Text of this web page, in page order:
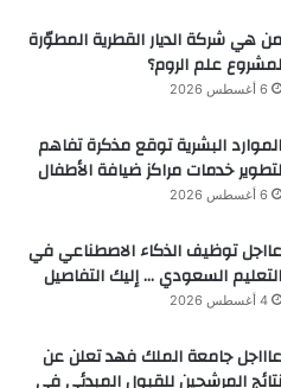
من هي شركة الديار القطرية المطوّرة
لمشروع علم الروم؟
6 أغسطس 2026
الموارد البشرية توقع مذكرة تفاهم
لتطوير خدمات مراكز ضيافة الأطفال
6 أغسطس 2026
عااجل توظيف الذكاء الاصطناعي في
التعليم السعودي … إليك التفاصيل
4 أغسطس 2026
عاااجل جامعة الملك فهد تعلن عن